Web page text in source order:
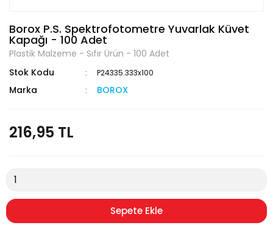
Borox P.S. Spektrofotometre Yuvarlak Küvet
Kapağı - 100 Adet
Plastik Malzeme - Sıfır Ürün - 100 Adet
Stok Kodu
P24335.333x100
Marka BOROX
216,95 TL
Sepete Ekle